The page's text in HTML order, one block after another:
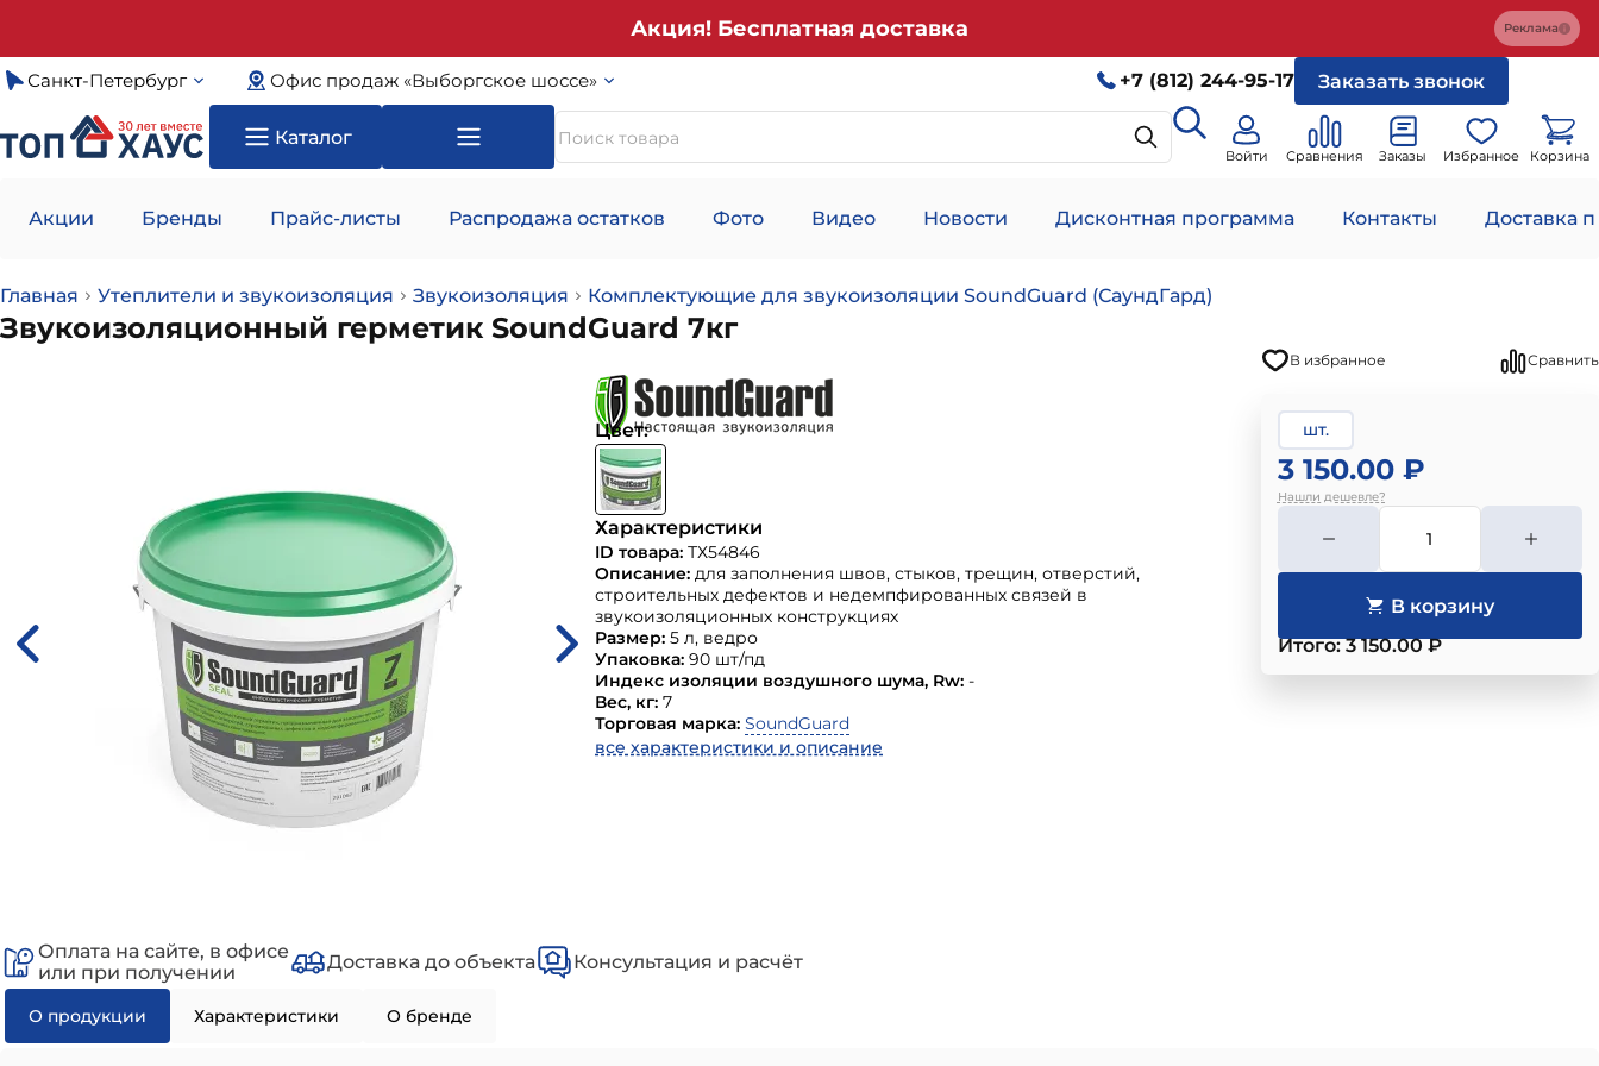
Акция! Бесплатная доставка Реклама
Санкт-Петербург Офис продаж «Выборгское шоссе» +7 (812) 244-95-17 Заказать звонок
Каталог
Войти Сравнения Заказы Избранное Корзина
Акции Бренды Прайс-листы Распродажа остатков Фото Видео Новости Дисконтная программа Контакты Доставка
Главная Утеплители и звукоизоляция Звукоизоляция Комплектующие для звукоизоляции SoundGuard (СаундГард)
Звукоизоляционный герметик SoundGuard 7кг
В избранное Сравнить
Цвет:
Характеристики
ID товара: ТХ54846
Описание: для заполнения швов, стыков, трещин, отверстий,
строительных дефектов и недемпфированных связей в
звукоизоляционных конструкциях
Размер: 5 л, ведро
Упаковка: 90 шт/пд
Индекс изоляции воздушного шума, Rw: -
Вес, кг: 7
Торговая марка: SoundGuard
все характеристики и описание
шт.
3 150.00 ₽
Нашли дешевле?
Итого: 3 150.00 ₽
Оплата на сайте, в офисе
или при получении
Доставка до объекта Консультация и расчёт
О продукции Характеристики О бренде